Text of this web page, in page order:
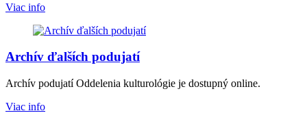
Viac info
Archív ďalších podujatí
Archív podujatí Oddelenia kulturológie je dostupný online.
Viac info